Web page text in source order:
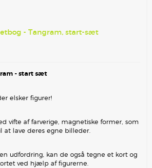
- Tangram, start-sæt
- start sæt
elsker figurer!
vifte af farverige, magnetiske former, som
at lave deres egne billeder.
udfordring, kan de også tegne et kort og
ved hjælp af figurerne.